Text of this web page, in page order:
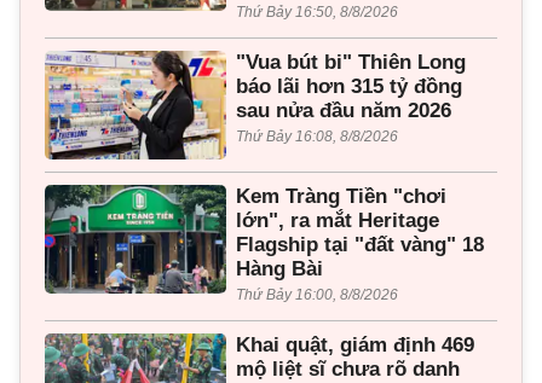
Thứ Bảy 16:50, 8/8/2026
"Vua bút bi" Thiên Long
báo lãi hơn 315 tỷ đồng
sau nửa đầu năm 2026
Thứ Bảy 16:08, 8/8/2026
Kem Tràng Tiền "chơi
lớn", ra mắt Heritage
Flagship tại "đất vàng" 18
Hàng Bài
Thứ Bảy 16:00, 8/8/2026
Khai quật, giám định 469
mộ liệt sĩ chưa rõ danh